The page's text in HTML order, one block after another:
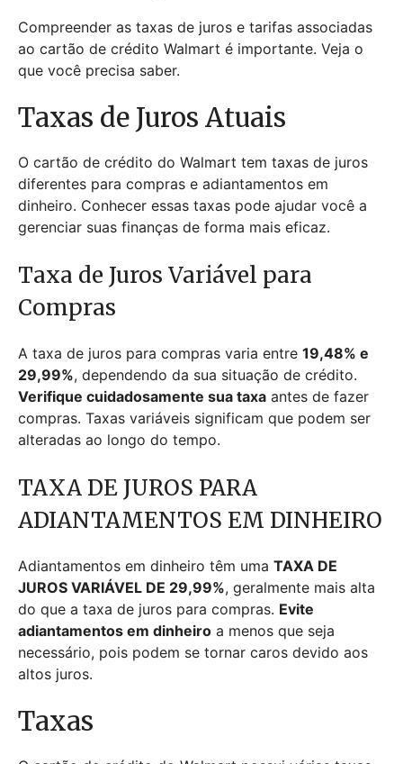
Compreender as taxas de juros e tarifas associadas
ao cartão de crédito Walmart é importante. Veja o
que você precisa saber.
Taxas de Juros Atuais
O cartão de crédito do Walmart tem taxas de juros
diferentes para compras e adiantamentos em
dinheiro. Conhecer essas taxas pode ajudar você a
gerenciar suas finanças de forma mais eficaz.
Taxa de Juros Variável para
Compras
A taxa de juros para compras varia entre 19,48% e
29,99%, dependendo da sua situação de crédito.
Verifique cuidadosamente sua taxa antes de fazer
compras. Taxas variáveis significam que podem ser
alteradas ao longo do tempo.
TAXA DE JUROS PARA
ADIANTAMENTOS EM DINHEIRO
Adiantamentos em dinheiro têm uma TAXA DE
JUROS VARIÁVEL DE 29,99%, geralmente mais alta
do que a taxa de juros para compras. Evite
adiantamentos em dinheiro a menos que seja
necessário, pois podem se tornar caros devido aos
altos juros.
Taxas